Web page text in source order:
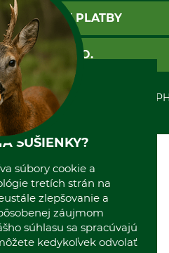
Newsletter
Nastavenia súborov cookie
Povinné údaje
Obchodné podmienky
Ochrana osobnych udajov
Otváracie hodiny
Zrušenie objednávky
SPÔSOBY PLATBY
Dobierka
Platba vopred
Sepa-inkaso
Osobný odber
GRUBE S.R.O.
O nás
Predajňa
Kolektív GRUBE
Naše pobočky v Európe
*Všetky ceny sú vrátane
SUŠIENKY?
súbory cookie a
tretích strán na
zlepšovanie a
záujmom
súhlasu sa spracúvajú
kedykoľvek odvolať